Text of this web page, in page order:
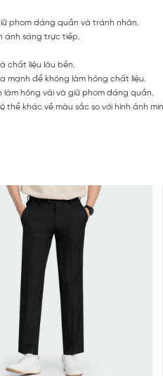
phom dáng quần và tránh nhăn.
ánh sáng trực tiếp.
chất liệu lâu bền.
mạnh để không làm hỏng chất liệu.
hỏng vải và giữ phom dáng quần.
khác về màu sắc so với hình ảnh